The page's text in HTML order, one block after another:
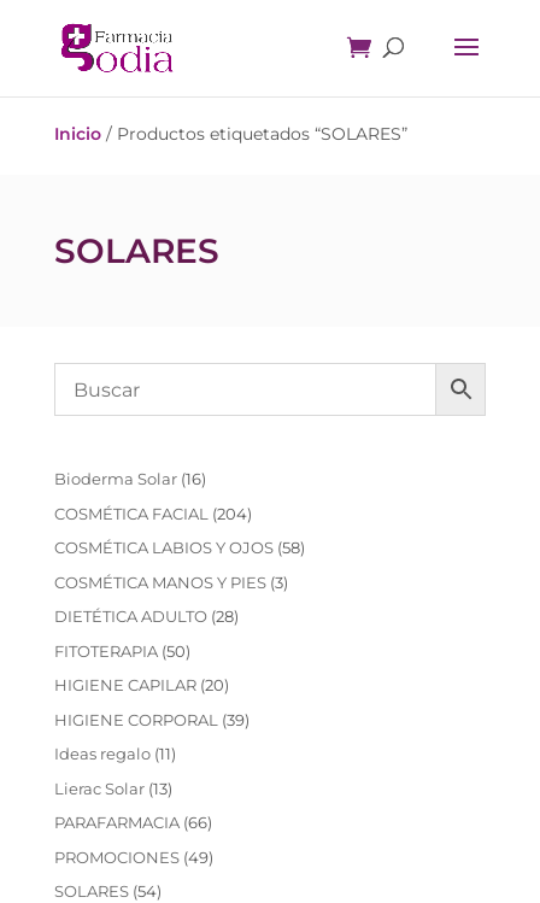
Inicio/ Productos etiquetados “SOLARES”
SOLARES
Bioderma Solar 1616
productos
COSMÉTICA FACIAL 204204
productos
COSMÉTICA LABIOS Y OJOS 5858
COSMÉTICA MANOS Y PIES 33
DIETÉTICA ADULTO 2828
FITOTERAPIA 5050
productos
HIGIENE CAPILAR 2020
productos
HIGIENE CORPORAL 3939
Ideas regalo 1111
productos
Lierac Solar 1313
productos
PARAFARMACIA 6666
productos
PROMOCIONES 4949
SOLARES 5454